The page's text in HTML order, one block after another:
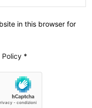
in this browser for
Policy *